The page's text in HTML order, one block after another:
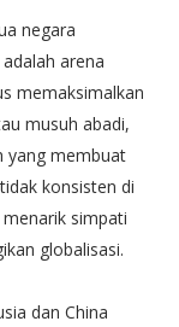
negara
arena
memaksimalkan
musuh abadi,
yang membuat
konsisten di
simpati
globalisasi.
dan China